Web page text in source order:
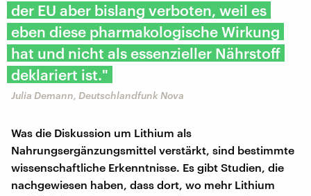
der EU aber bislang verboten, weil es
eben diese pharmakologische Wirkung
hat und nicht als essenzieller Nährstoff
deklariert ist."
Julia Demann, Deutschlandfunk Nova
Was die Diskussion um Lithium als
Nahrungsergänzungsmittel verstärkt, sind bestimmte
wissenschaftliche Erkenntnisse. Es gibt Studien, die
nachgewiesen haben, dass dort, wo mehr Lithium